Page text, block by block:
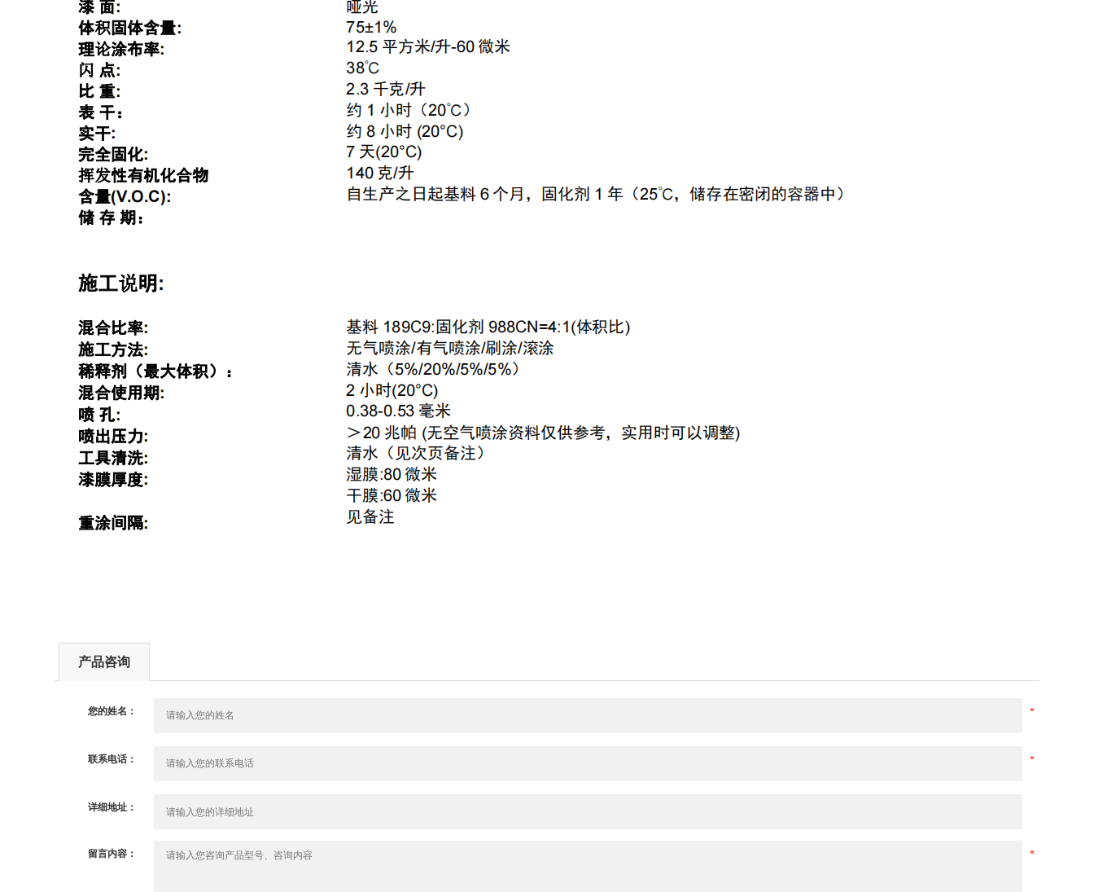
产品咨询
您的姓名：
联系电话：
详细地址：
留言内容：